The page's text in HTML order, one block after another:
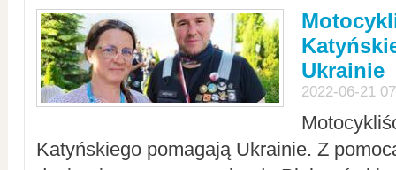
Ukrainie
2022-06-21
Katyńskiego pomagają Ukrainie. Z